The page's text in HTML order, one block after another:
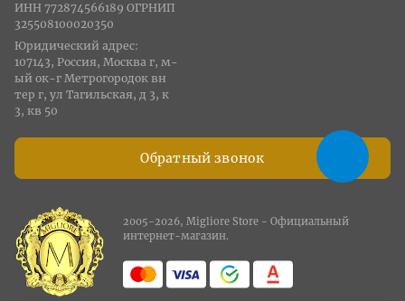
Обратный звонок
ИНН 772874566189 ОГРНИП
325508100020350
Юридический адрес:
107143, Россия, Москва г, м-
ый ок-г Метрогородок вн
тер г, ул Тагильская, д 3, к
3, кв 50
2005-2026, Migliore Store - Официальный
интернет-магазин.